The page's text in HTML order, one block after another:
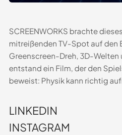
SCREENWORKS brachte
mitreißenden TV-Spot auf den
Greenscreen-Dreh, 3D-Welten
entstand ein Film, der den
beweist: Physik kann richtig
LINKEDIN
INSTAGRAM